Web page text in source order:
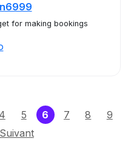
for making bookings
4 5 6 (current)
7 8
9
Suivant